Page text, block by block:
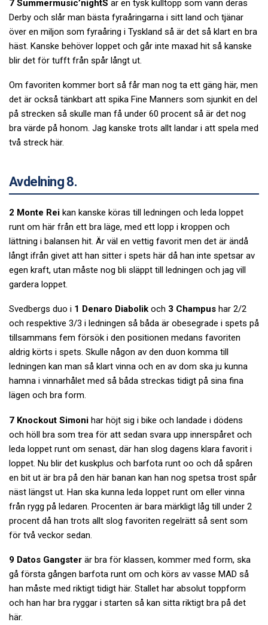
7 Summermusic’nightS är en tysk kulltopp som vann deras
Derby och slår man bästa fyraåringarna i sitt land och tjänar
över en miljon som fyraåring i Tyskland så är det så klart en bra
häst. Kanske behöver loppet och går inte maxad hit så kanske
blir det för tufft från spår långt ut.
Om favoriten kommer bort så får man nog ta ett gäng här, men
det är också tänkbart att spika Fine Manners som sjunkit en del
på strecken så skulle man få under 60 procent så är det nog
bra värde på honom. Jag kanske trots allt landar i att spela med
två streck här.
Avdelning 8.
2 Monte Rei kan kanske köras till ledningen och leda loppet
runt om här från ett bra läge, med ett lopp i kroppen och
lättning i balansen hit. Är väl en vettig favorit men det är ändå
långt ifrån givet att han sitter i spets här då han inte spetsar av
egen kraft, utan måste nog bli släppt till ledningen och jag vill
gardera loppet.
Svedbergs duo i 1 Denaro Diabolik och 3 Champus har 2/2
och respektive 3/3 i ledningen så båda är obesegrade i spets på
tillsammans fem försök i den positionen medans favoriten
aldrig körts i spets. Skulle någon av den duon komma till
ledningen kan man så klart vinna och en av dom ska ju kunna
hamna i vinnarhålet med så båda streckas tidigt på sina fina
lägen och bra form.
7 Knockout Simoni har höjt sig i bike och landade i dödens
och höll bra som trea för att sedan svara upp innerspåret och
leda loppet runt om senast, där han slog dagens klara favorit i
loppet. Nu blir det kuskplus och barfota runt oo och då spåren
en bit ut är bra på den här banan kan han nog spetsa trost spår
näst längst ut. Han ska kunna leda loppet runt om eller vinna
från rygg på ledaren. Procenten är bara märkligt låg till under 2
procent då han trots allt slog favoriten regelrätt så sent som
för två veckor sedan.
9 Datos Gangster är bra för klassen, kommer med form, ska
gå första gången barfota runt om och körs av vasse MAD så
han måste med riktigt tidigt här. Stallet har absolut toppform
och han har bra ryggar i starten så kan sitta riktigt bra på det
här.